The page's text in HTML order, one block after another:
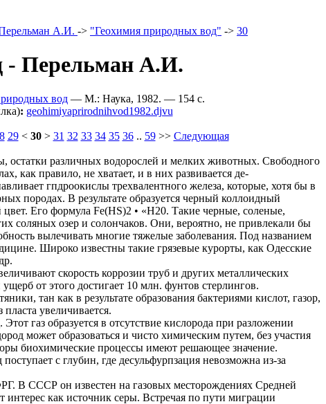
А.И. -> "Геохимия природных вод" -> 30
- Перельман А.И.
вод — М.: Наука, 1982. — 154 c.
: geohimiyaprirodnihvod1982.djvu
29< 30> 31 32 33 34 35 36.. 59>> Следующая
остатки различных водорослей и мелких животных. Свободного
как правило, не хватает, и в них развивается де-
гпдроокислы трехвалентного железа, которые, хотя бы в
породах. В результате образуется черный коллоидный
Его формула Fe(HS)2 • «Н20. Такие черные, соленые,
соляных озер и солончаков. Они, вероятно, не привлекали бы
вылечивать многие тяжелые заболевания. Под названием
Широко известны такие грязевые курорты, как Одесские
скорость коррозии труб и других металлических
от этого достигает 10 млн. фунтов стерлингов.
тан как в результате образования бактериями кислот, газор,
увеличивается.
газ образуется в отсутствие кислорода при разложении
может образоваться и чисто химическим путем, без участия
биохимические процессы имеют решающее значение.
с глубин, где десульфурпзация невозможна из-за
В СССР он известен на газовых месторождениях Средней
интерес как источник серы. Встречая по пути миграции